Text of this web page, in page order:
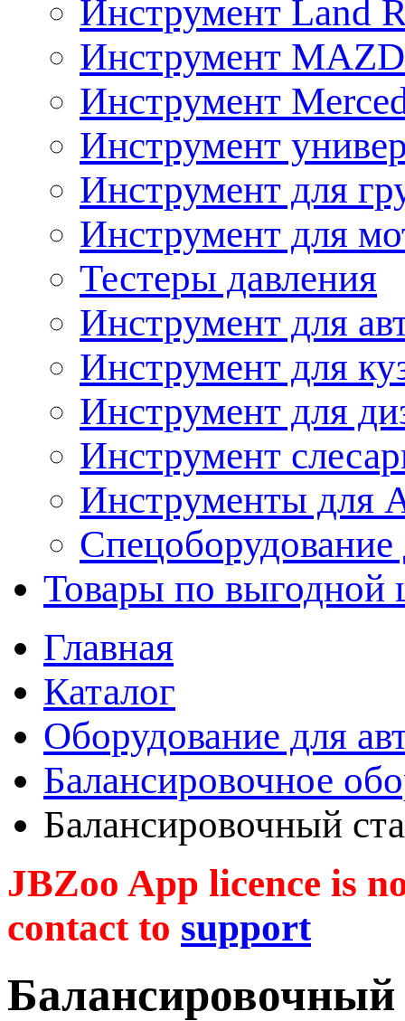
Инструмент Land
Инструмент
Инструмент
Инструмент
Инструмент для
Инструмент для
Тестеры давления
Инструмент для
Инструмент для
Инструмент для
Инструмент
Инструменты
Спецоборудование
Товары по выгодной
Главная
Каталог
Оборудование для
Балансировочное
Балансировочный
JBZoo App licence is
contact to support
Балансировочный